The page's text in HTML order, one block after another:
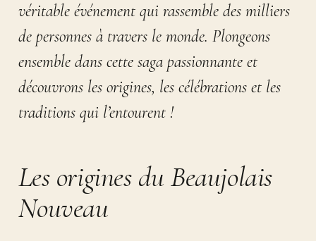
véritable événement qui rassemble des milliers
de personnes à travers le monde. Plongeons
ensemble dans cette saga passionnante et
découvrons les origines, les célébrations et les
traditions qui l’entourent !
Les origines du Beaujolais
Nouveau